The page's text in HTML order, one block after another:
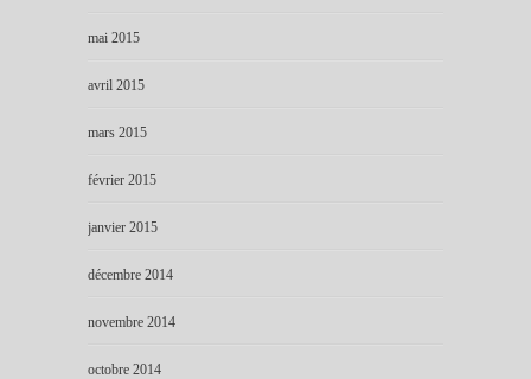
mai 2015
avril 2015
mars 2015
février 2015
janvier 2015
décembre 2014
novembre 2014
octobre 2014